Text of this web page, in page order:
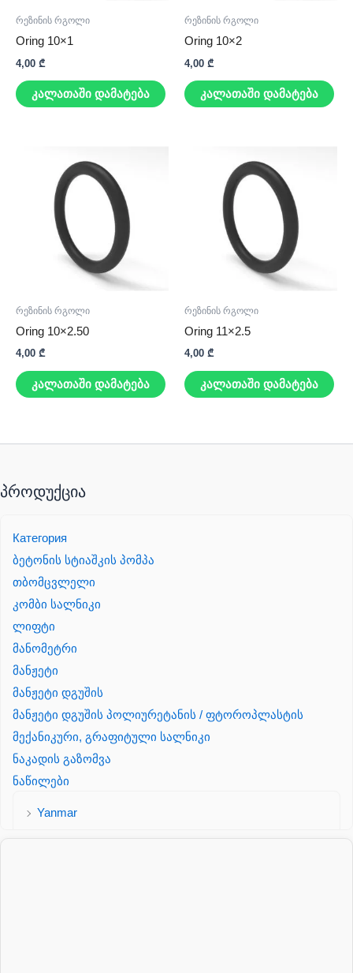
რეზინის რგოლი
Oring 10×1
4,00 ₾
კალათაში დამატება
რეზინის რგოლი
Oring 10×2
4,00 ₾
კალათაში დამატება
რეზინის რგოლი
Oring 10×2.50
4,00 ₾
კალათაში დამატება
რეზინის რგოლი
Oring 11×2.5
4,00 ₾
კალათაში დამატება
პროდუქცია
Категория
ბეტონის სტიაშკის პომპა
თბომცვლელი
კომბი სალნიკი
ლიფტი
მანომეტრი
მანჟეტი
მანჟეტი დგუშის
მანჟეტი დგუშის პოლიურეტანის / ფტოროპლასტის
მექანიკური, გრაფიტული სალნიკი
ნაკადის გაზომვა
ნაწილები
Yanmar